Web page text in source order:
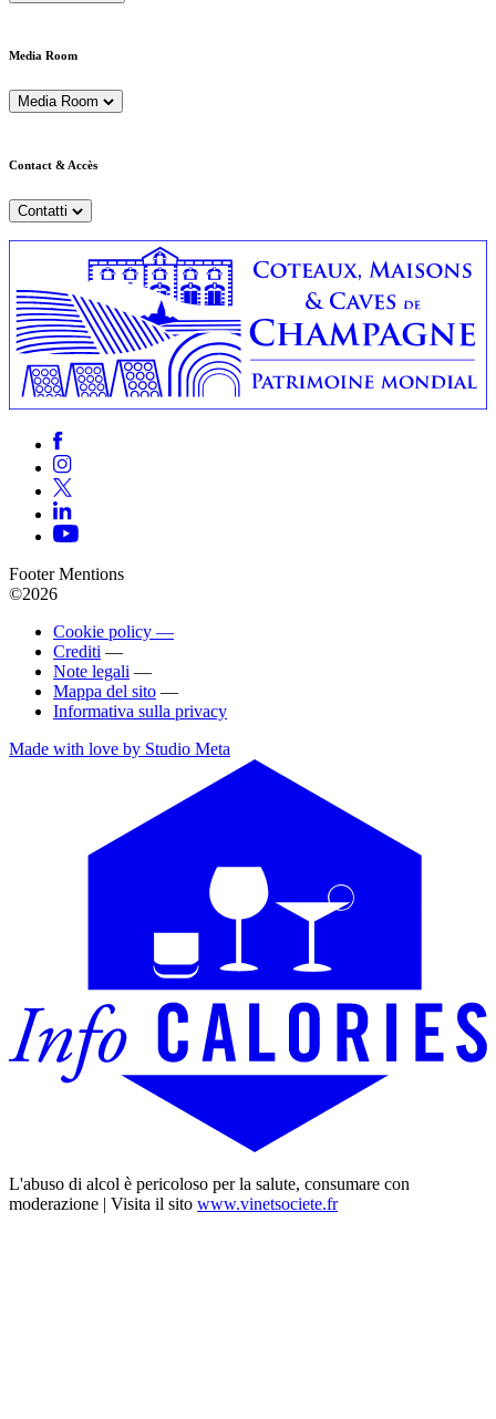
Media Room
Media Room
Contact & Accès
Contatti
Footer Mentions
©2026
Cookie policy —
Crediti —
Note legali —
Mappa del sito —
Informativa sulla privacy
Made with love by Studio Meta
L'abuso di alcol è pericoloso per la salute, consumare con
moderazione | Visita il sito www.vinetsociete.fr